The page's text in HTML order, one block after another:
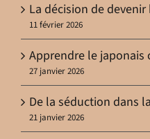
La décision de
11 février 2026
Apprendre le japonais
27 janvier 2026
De la séduction dans
21 janvier 2026